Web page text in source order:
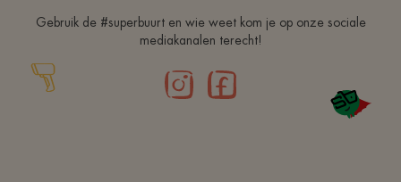
Gebruik de #superbuurt en wie weet kom je op onze sociale
mediakanalen terecht!